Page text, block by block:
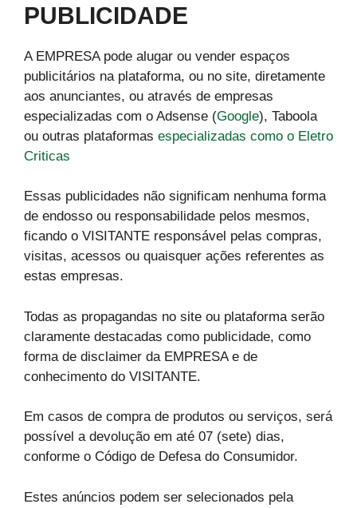
PUBLICIDADE
A EMPRESA pode alugar ou vender espaços
publicitários na plataforma, ou no site, diretamente
aos anunciantes, ou através de empresas
especializadas com o Adsense (Google), Taboola
ou outras plataformas especializadas como o Eletro
Criticas
Essas publicidades não significam nenhuma forma
de endosso ou responsabilidade pelos mesmos,
ficando o VISITANTE responsável pelas compras,
visitas, acessos ou quaisquer ações referentes as
estas empresas.
Todas as propagandas no site ou plataforma serão
claramente destacadas como publicidade, como
forma de disclaimer da EMPRESA e de
conhecimento do VISITANTE.
Em casos de compra de produtos ou serviços, será
possível a devolução em até 07 (sete) dias,
conforme o Código de Defesa do Consumidor.
Estes anúncios podem ser selecionados pela